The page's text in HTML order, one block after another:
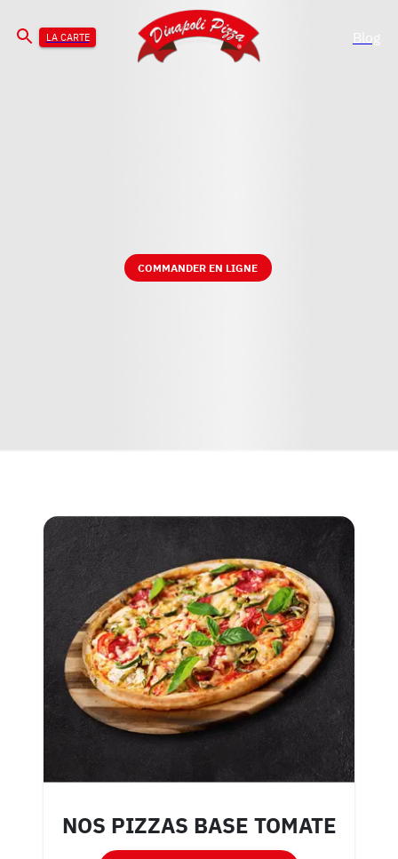
LA CARTE Blog
COMMANDER EN LIGNE
NOS PIZZAS BASE TOMATE